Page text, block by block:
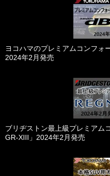
ヨコハマのプレミアムコンフォ
2024年2月発売
ブリヂストン最上級プレミアム
GR-XIII」2024年2月発売